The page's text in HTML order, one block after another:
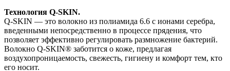
Технология Q-SKIN.
Q-SKIN — это волокно из полиамида 6.6 с ионами серебра,
введенными непосредственно в процессе прядения, что
позволяет эффективно регулировать размножение бактерий.
Волокно Q-SKIN® заботится о коже, предлагая
воздухопроницаемость, свежесть, гигиену и комфорт тем, кто
его носит.